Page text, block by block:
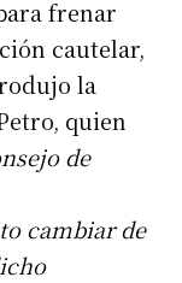
frenar
cautelar,
la
quien
de
cambiar de